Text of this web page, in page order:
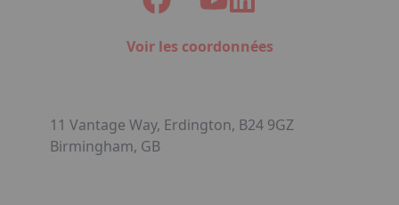
Voir les coordonnées
11 Vantage Way, Erdington, B24 9GZ
Birmingham, GB